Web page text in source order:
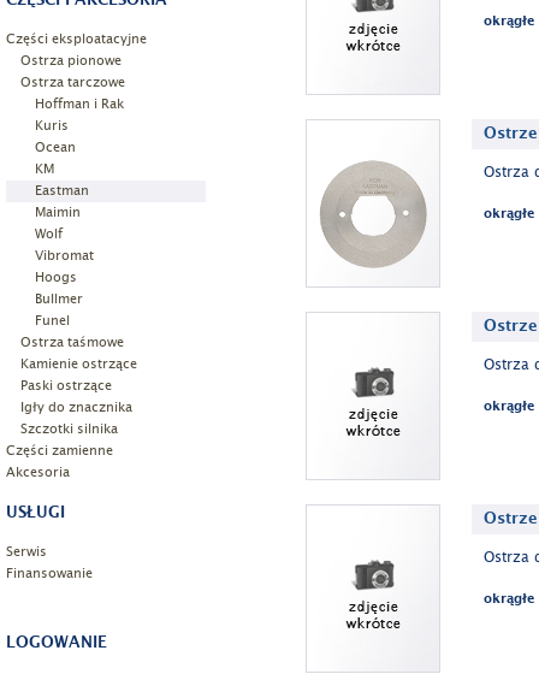
Części eksploatacyjne
Ostrza pionowe
Ostrza tarczowe
Hoffman i Rak
Kuris
Ocean
KM
Eastman
Maimin
Wolf
Vibromat
Hoogs
Bullmer
Funel
Ostrza taśmowe
Kamienie ostrzące
Paski ostrzące
Igły do znacznika
Szczotki silnika
Części zamienne
Akcesoria
USŁUGI
Serwis
Finansowanie
LOGOWANIE
okrągłe
Ostrza
okrągłe
Ostrza
okrągłe
Ostrza
okrągłe